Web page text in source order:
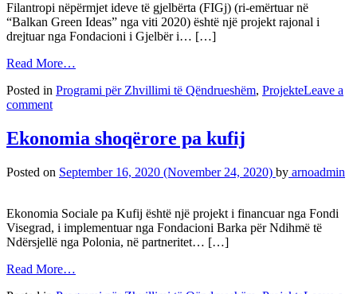
Filantropi nëpërmjet ideve të gjelbërta (FIGj) (ri-emërtuar në
“Balkan Green Ideas” nga viti 2020) është një projekt rajonal i
drejtuar nga Fondacioni i Gjelbër i… […]
Read More…
Posted in Programi për Zhvillimi të Qëndrueshëm, ProjekteLeave a
comment
Ekonomia shoqërore pa kufij
Posted on September 16, 2020 (November 24, 2020) by arnoadmin
Ekonomia Sociale pa Kufij është një projekt i financuar nga Fondi
Visegrad, i implementuar nga Fondacioni Barka për Ndihmë të
Ndërsjellë nga Polonia, në partneritet… […]
Read More…